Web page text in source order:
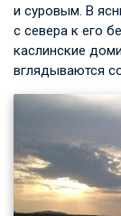
и суровым. В
с севера к его
каслинские
вглядываются